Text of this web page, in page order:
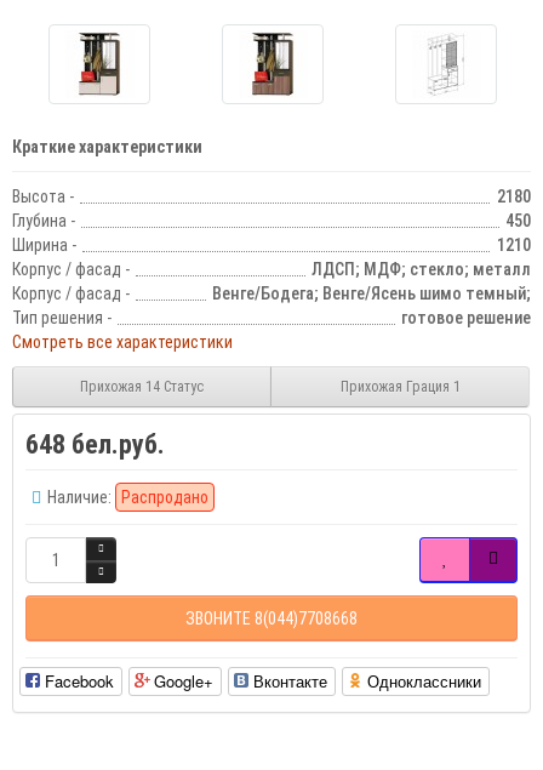
Краткие характеристики
Высота -
2180
Глубина -
450
Ширина -
1210
Корпус / фасад -
ЛДСП; МДФ; стекло; металл
Корпус / фасад -
Венге/Бодега; Венге/Ясень шимо темный;
Тип решения -
готовое решение
Смотреть все характеристики
Прихожая 14 Статус Прихожая Грация 1
648 бел.руб.
Наличие: Распродано
ЗВОНИТЕ 8(044)7708668
Facebook Google+ Вконтакте Одноклассники